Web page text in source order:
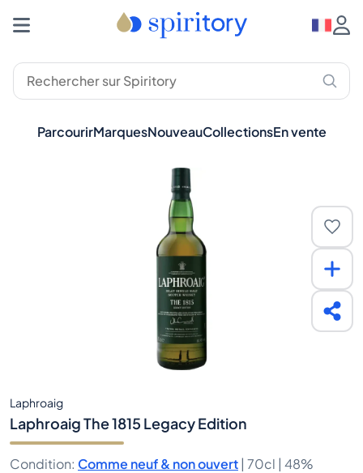
ParcourirMarquesNouveauCollectionsEn vente
Laphroaig
Laphroaig The 1815 Legacy Edition
Condition: Comme neuf & non ouvert | 70cl | 48%